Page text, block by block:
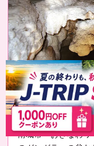
洞窟探検CAVING
地中30万年。雨で
鍾乳洞のなか。
南城市・おきなわ